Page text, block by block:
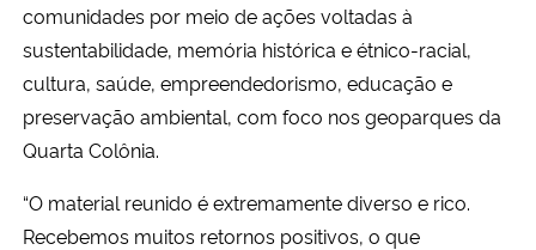
comunidades por meio de ações voltadas à
sustentabilidade, memória histórica e étnico-racial,
cultura, saúde, empreendedorismo, educação e
preservação ambiental, com foco nos geoparques da
Quarta Colônia.
“O material reunido é extremamente diverso e rico.
Recebemos muitos retornos positivos, o que